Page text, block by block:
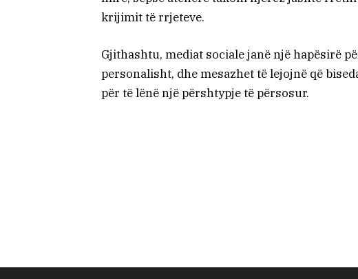
krijimit të rrjeteve.
Gjithashtu, mediat sociale janë një hapësirë
personalisht, dhe mesazhet të lejojnë që
për të lënë një përshtypje të përsosur.